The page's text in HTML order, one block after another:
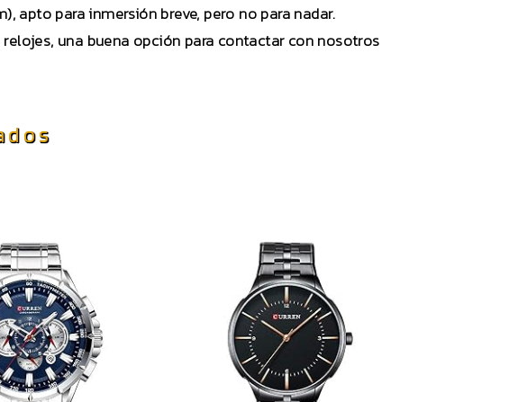
apto para inmersión breve, pero no para nadar.
una buena opción para contactar con nosotros